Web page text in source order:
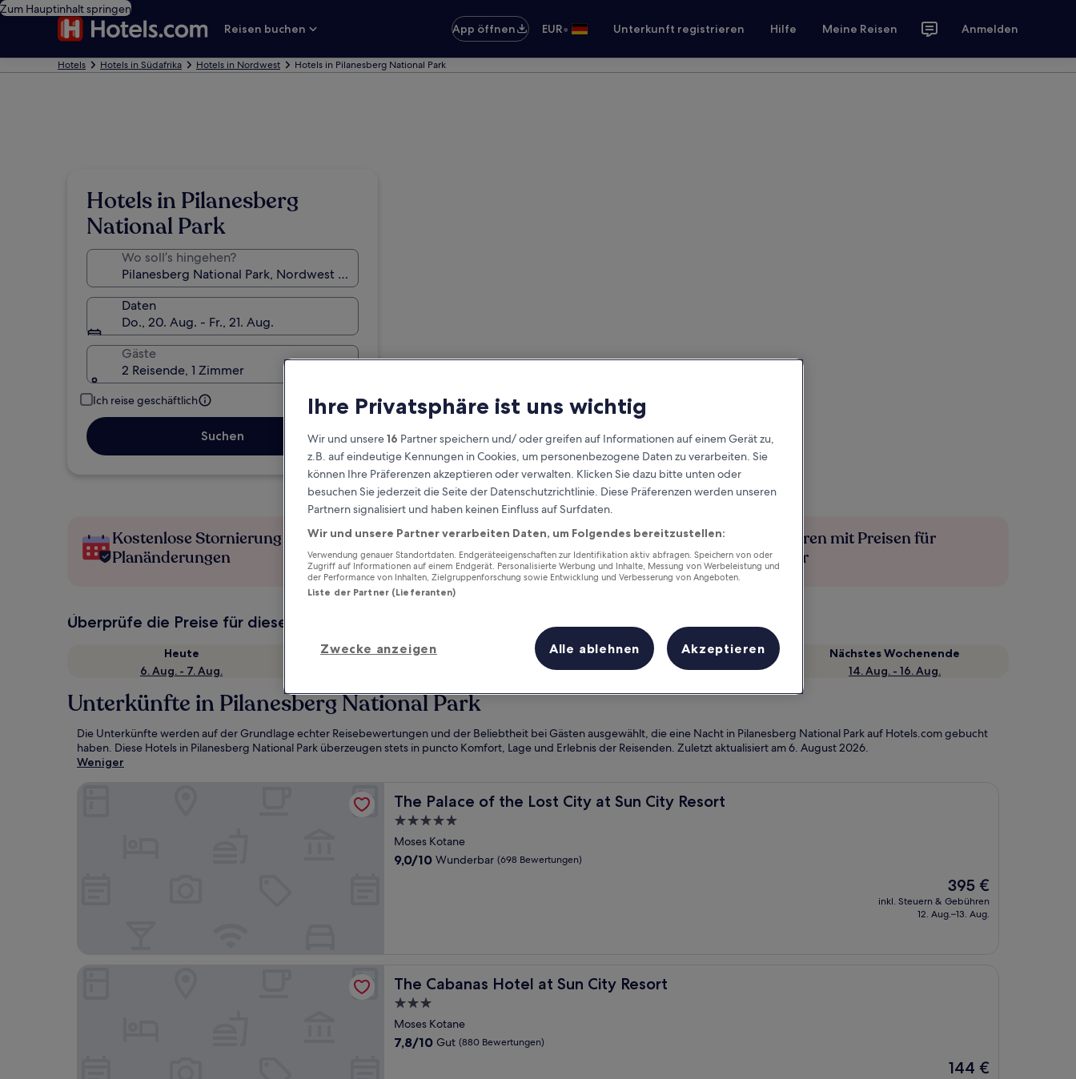
Zum Hauptinhalt springen
Reisen buchen
App öffnen EUR• Unterkunft registrieren Hilfe Meine Reisen Anmelden
Hotels Hotels in Südafrika Hotels in Nordwest Hotels in Pilanesberg National Park
Hotels in Pilanesberg
National Park
Wo soll’s hingehen?
Daten
Do., 20. Aug. - Fr., 21. Aug.
Gäste
2 Reisende, 1 Zimmer
Ich reise geschäftlich
Suchen
Kostenlose Stornierung bei
Planänderungen
Verdiene Prämien für jede
wahrgenommene Übernachtung
Mehr sparen mit Preisen für
Mitglieder
Überprüfe die Preise für diese Daten
Heute
6. Aug. - 7. Aug.
Morgen
Dieses Wochenende
7. Aug. - 9. Aug.
Nächstes Wochenende
14. Aug. - 16. Aug.
Unterkünfte in Pilanesberg National Park
Die Unterkünfte werden auf der Grundlage echter Reisebewertungen und der Beliebtheit bei Gästen ausgewählt, die eine Nacht in Pilanesberg National Park auf Hotels.com gebucht
haben. Diese Hotels in Pilanesberg National Park überzeugen stets in puncto Komfort, Lage und Erlebnis der Reisenden. Zuletzt aktualisiert am6. August 2026.
Weniger
The Palace of the Lost City at Sun City Resort
The Palace of the Lost City at Sun City Resort
5.0-
Sterne-
Unterkunft
Moses Kotane
9.0
9,0/10 Wunderbar (698 Bewertungen)
Der
Preis
beträgt
395 €
inkl. Steuern & Gebühren
12. Aug.–13. Aug.
The Cabanas Hotel at Sun City Resort
The Cabanas Hotel at Sun City Resort
3.0-
Sterne-
Unterkunft
Moses Kotane
7.8
7,8/10 Gut (880 Bewertungen)
Der
144 €
Ihre Privatsphäre ist uns wichtig
Wir und unsere16 Partner speichern und/ oder greifen auf Informationen auf einem Gerät zu,
z.B. auf eindeutige Kennungen in Cookies, um personenbezogene Daten zu verarbeiten. Sie
können Ihre Präferenzen akzeptieren oder verwalten. Klicken Sie dazu bitte unten oder
besuchen Sie jederzeit die Seite der Datenschutzrichtlinie. Diese Präferenzen werden unseren
Partnern signalisiert und haben keinen Einfluss auf Surfdaten.
Wir und unsere Partner verarbeiten Daten, um Folgendes bereitzustellen:
Verwendung genauer Standortdaten. Endgeräteeigenschaften zur Identifikation aktiv abfragen. Speichern von oder
Zugriff auf Informationen auf einem Endgerät. Personalisierte Werbung und Inhalte, Messung von Werbeleistung und
der Performance von Inhalten, Zielgruppenforschung sowie Entwicklung und Verbesserung von Angeboten.
Liste der Partner (Lieferanten)
Zwecke anzeigen Alle ablehnen Akzeptieren